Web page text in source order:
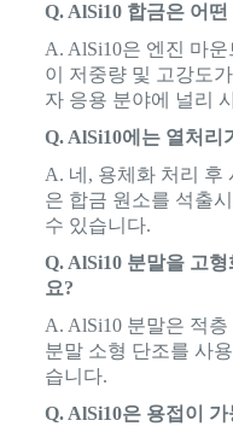
Q. AlSi10 합금은 어
A. AlSi10은 엔진 마
이 저중량 및 고강도
자 응용 분야에 널리
Q. AlSi10에는 열처리
A. 네, 용체화 처리 후
은 합금 원소를 석출
수 있습니다.
Q. AlSi10 분말을 고
요?
A. AlSi10 분말은 적
분말 소형 단조를 사
습니다.
Q. AlSi10은 용접이